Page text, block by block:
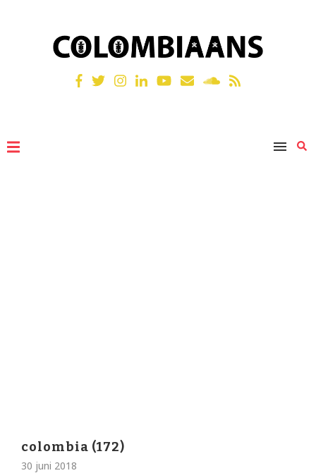
colombia (172)
30 juni 2018